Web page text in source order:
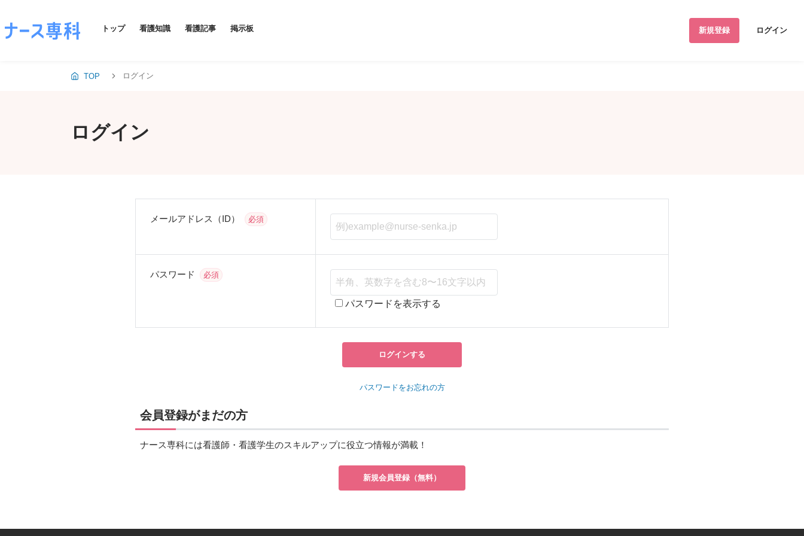
トップ 看護知識 看護記事 掲示板 新規登録 ログイン
TOP ログイン
ログイン
メールアドレス（ID） 必須
パスワード 必須
パスワードを表示する
ログインする
パスワードをお忘れの方
会員登録がまだの方
ナース専科には看護師・看護学生のスキルアップに役立つ情報が満載！
新規会員登録（無料）